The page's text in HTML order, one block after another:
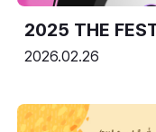
2025 THE
2026.02.26